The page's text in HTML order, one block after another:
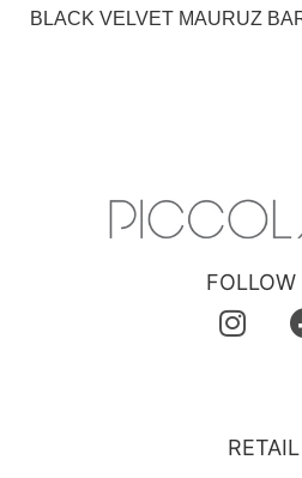
BLACK VELVET MAURUZ
FOLLOW